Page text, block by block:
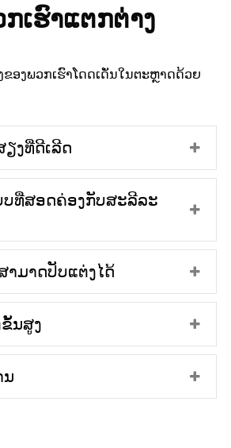
ເຮົາແຕກຕ່າງ
ຂອງພວກເຮົາໂດດເດັ່ນໃນຕະຫຼາດດ້ວຍ
ງທີ່ດີເລີດ
ບທີ່ສອດຄ່ອງກັບສະລີລະ
າມາດປັບແຕ່ງໄດ້
ນສູງ
ນ